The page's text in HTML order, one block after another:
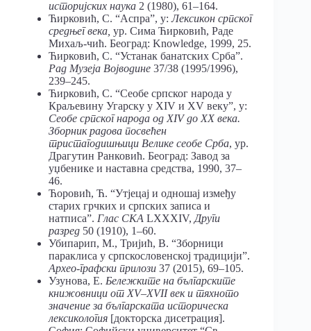
историјских наука 2 (1980), 61–164.
Ћирковић, С. “Аспра”, у:Лексикон српског
средњег века, ур. Сима Ћирковић, Раде
Михаљ-чић. Београд: Knowledge, 1999, 25.
Ћирковић, С. “Устанак банатских Срба”.
Рад Музеја Војводине 37/38 (1995/1996),
239–245.
Ћирковић, С. “Сеобе српског народа у
Краљевину Угарску у XIV и XV веку”, у:
Сеобе српскогнарода од XIV до XX века.
Зборник радова посвећен
тристагодишњици Велике сеобе Срба, ур.
Драгутин Ранковић. Београд: Завод за
уџбенике и наставна средства, 1990, 37–
46.
Ћоровић, Ћ. “Утјецај и одношај између
старих грчких и српских записа и
натписа”. Глас СКА LXXXIV, Други
разред 50 (1910), 1–60.
Убипарип, М., Тријић, В. “Зборници
параклиса у српскословенској традицији”.
Архео-графски прилози 37 (2015), 69–105.
Узунова, E. Бележките на българските
книжовници от ХV–ХVІІ век и тяхното
значение за българската историческа
лексикология [докторска дисетрация].